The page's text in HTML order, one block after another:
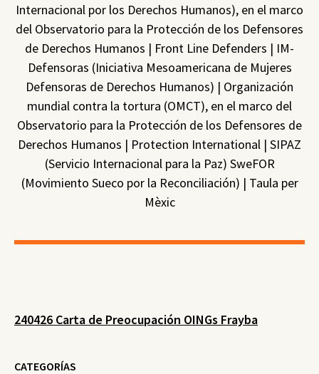
Internacional por los Derechos Humanos), en el marco
del Observatorio para la Protección de los Defensores
de Derechos Humanos | Front Line Defenders | IM-
Defensoras (Iniciativa Mesoamericana de Mujeres
Defensoras de Derechos Humanos) | Organización
mundial contra la tortura (OMCT), en el marco del
Observatorio para la Protección de los Defensores de
Derechos Humanos | Protection International | SIPAZ
(Servicio Internacional para la Paz) SweFOR
(Movimiento Sueco por la Reconciliación) | Taula per
Mèxic
240426 Carta de Preocupación OINGs Frayba
CATEGORÍAS